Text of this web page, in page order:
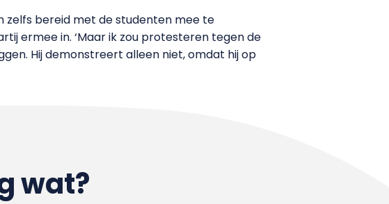
zelfs bereid met de studenten mee te
ermee in. ‘Maar ik zou protesteren tegen de
Hij demonstreert alleen niet, omdat hij op
wat?